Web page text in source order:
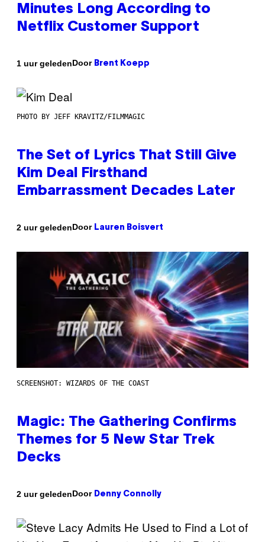
Minutes Long According to
Netflix Customer Support
1 uur geledenDoor Brent Koepp
PHOTO BY JEFF KRAVITZ/FILMMAGIC
The Set of Lyrics That Still Give
Kim Deal Firsthand
Embarrassment Decades Later
2 uur geledenDoor Lauren Boisvert
SCREENSHOT: WIZARDS OF THE COAST
Magic: The Gathering Confirms
Themes for 5 New Star Trek
Decks
2 uur geledenDoor Denny Connolly